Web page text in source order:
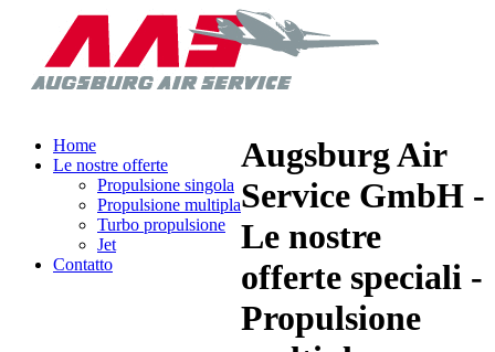
Home
Le nostre offerte
Propulsione singola
Propulsione multipla
Turbo propulsione
Jet
Contatto
Augsburg Air
Service GmbH -
Le nostre
offerte speciali -
Propulsione